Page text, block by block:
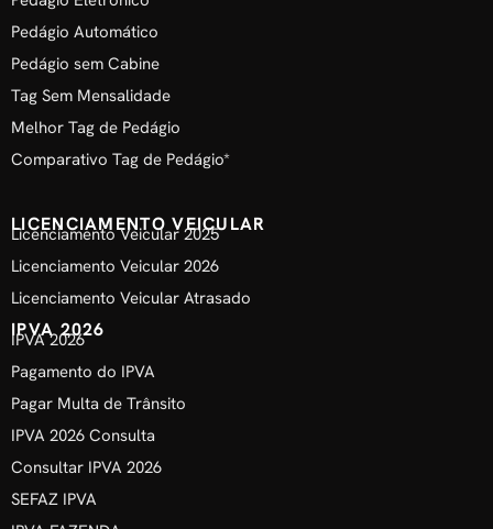
Pedágio Automático
Pedágio sem Cabine
Tag Sem Mensalidade
Melhor Tag de Pedágio
Comparativo Tag de Pedágio*
LICENCIAMENTO VEICULAR
Licenciamento Veicular 2025
Licenciamento Veicular 2026
Licenciamento Veicular Atrasado
IPVA 2026
IPVA 2026
Pagamento do IPVA
Pagar Multa de Trânsito
IPVA 2026 Consulta
Consultar IPVA 2026
SEFAZ IPVA